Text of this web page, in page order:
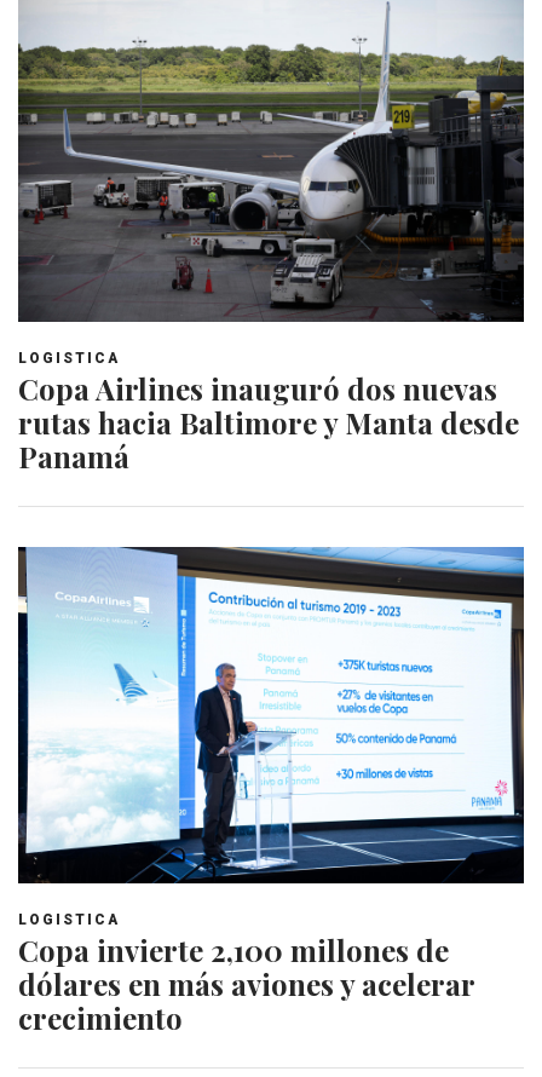
LOGISTICA
Copa Airlines inauguró dos nuevas
rutas hacia Baltimore y Manta desde
Panamá
LOGISTICA
Copa invierte 2,100 millones de
dólares en más aviones y acelerar
crecimiento